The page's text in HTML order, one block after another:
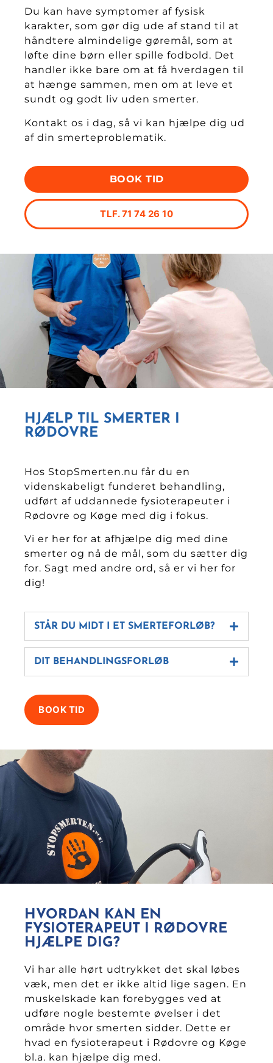
Du kan have symptomer af fysisk
karakter, som gør dig ude af stand til at
håndtere almindelige gøremål, som at
løfte dine børn eller spille fodbold. Det
handler ikke bare om at få hverdagen til
at hænge sammen, men om at leve et
sundt og godt liv uden smerter.
Kontakt os i dag, så vi kan hjælpe dig ud
af din smerteproblematik.
BOOK TID
TLF. 71 74 26 10
HJÆLP TIL SMERTER I
RØDOVRE
Hos StopSmerten.nu får du en
videnskabeligt funderet behandling,
udført af uddannede fysioterapeuter i
Rødovre og Køge med dig i fokus.
Vi er her for at afhjælpe dig med dine
smerter og nå de mål, som du sætter dig
for. Sagt med andre ord, så er vi her for
dig!
STÅR DU MIDT I ET SMERTEFORLØB?
DIT BEHANDLINGSFORLØB
BOOK TID
HVORDAN KAN EN
FYSIOTERAPEUT I RØDOVRE
HJÆLPE DIG?
Vi har alle hørt udtrykket det skal løbes
væk, men det er ikke altid lige sagen. En
muskelskade kan forebygges ved at
udføre nogle bestemte øvelser i det
område hvor smerten sidder. Dette er
hvad en fysioterapeut i Rødovre og Køge
bl.a. kan hjælpe dig med.